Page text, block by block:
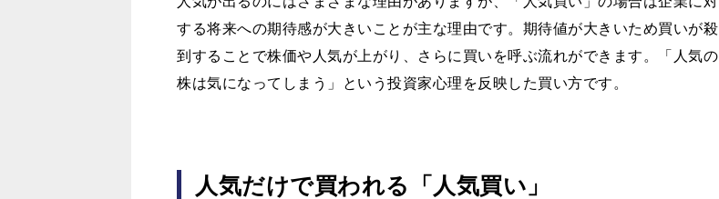
する将来への期待感が大きいことが主な理由です。期待値が大きいため買いが殺
到することで株価や人気が上がり、さらに買いを呼ぶ流れができます。「人気の
株は気になってしまう」という投資家心理を反映した買い方です。
人気だけで買われる「人気買い」